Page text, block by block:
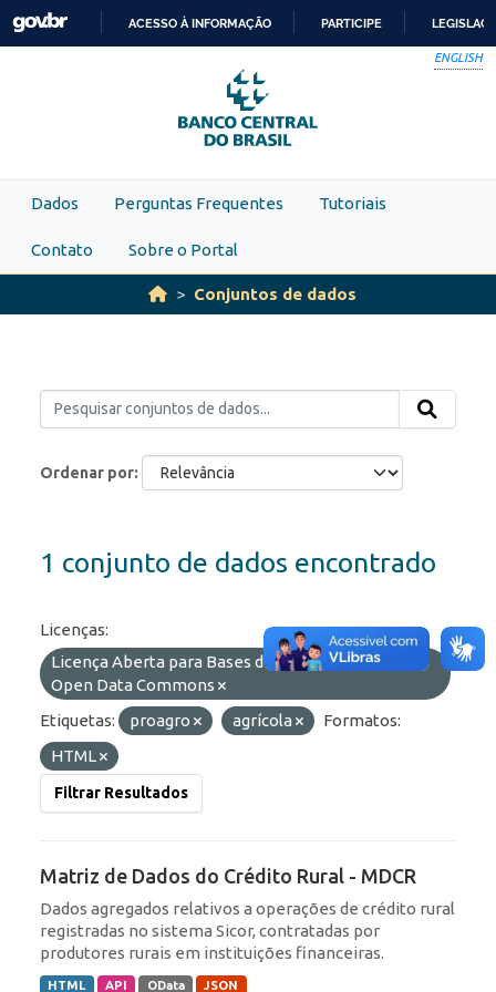
Skip to main content
PARA
O
CONTEÚDO
ACESSO À INFORMAÇÃO PARTICIPE
ENGLISH
Dados Perguntas Frequentes Tutoriais
Contato Sobre o Portal
Conjuntos de dados
Ordenar por
1 conjunto de dados encontrado
Licenças:
Licença Aberta para Bases de Dados (ODbL) do
Open Data Commons
Etiquetas:
proagro agrícola
Formatos:
HTML
Filtrar Resultados
Matriz de Dados do Crédito Rural - MDCR
Dados agregados relativos a operações de crédito rural
registradas no sistema Sicor, contratadas por
produtores rurais em instituições financeiras.
HTML API OData JSON